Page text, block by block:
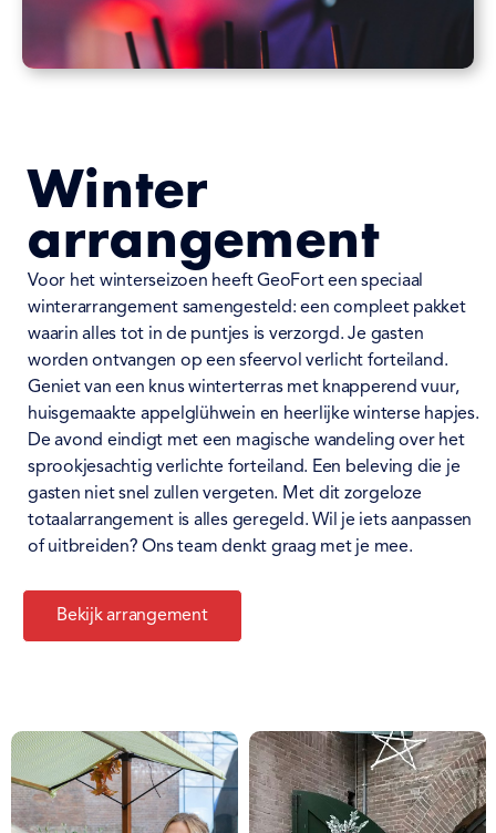
Winter
arrangement
Voor het winterseizoen heeft GeoFort een speciaal
winterarrangement samengesteld: een compleet pakket
waarin alles tot in de puntjes is verzorgd.Je gasten
worden ontvangen op een sfeervol verlicht forteiland.
Geniet van een knus winterterras met knapperend vuur,
huisgemaakte appelglühwein en heerlijke winterse hapjes.
De avond eindigt met een magische wandeling over het
sprookjesachtig verlichte forteiland. Een beleving die je
gasten niet snel zullen vergeten. Met dit zorgeloze
totaalarrangement is alles geregeld. Wil je iets aanpassen
of uitbreiden? Ons team denkt graag met je mee.
Bekijk arrangement